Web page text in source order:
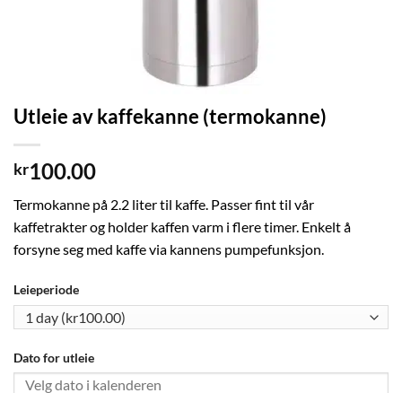
Utleie av kaffekanne (termokanne)
kr100.00
Termokanne på 2.2 liter til kaffe. Passer fint til vår
kaffetrakter og holder kaffen varm i flere timer. Enkelt å
forsyne seg med kaffe via kannens pumpefunksjon.
Leieperiode
Dato for utleie